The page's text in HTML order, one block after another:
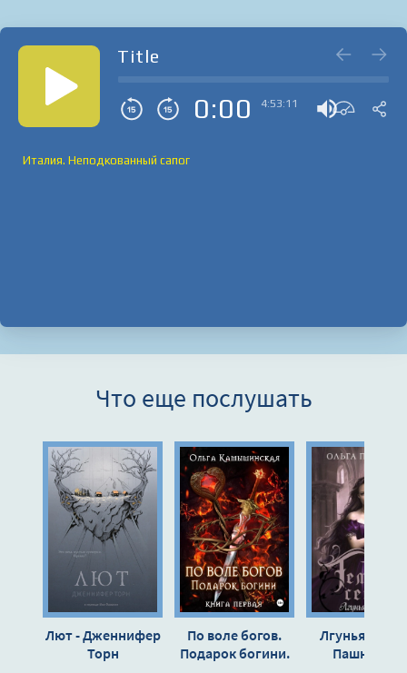
Title
0:00 4:53:11
Италия. Неподкованный сапог
Что еще послушать
Лют - Дженнифер
Торн
По воле богов.
Подарок богини.
Лгунья -
Пашнина »